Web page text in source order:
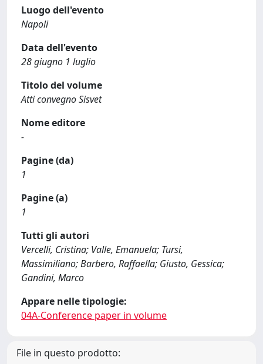
Luogo dell'evento
Napoli
Data dell'evento
28 giugno 1 luglio
Titolo del volume
Atti convegno Sisvet
Nome editore
-
Pagine (da)
1
Pagine (a)
1
Tutti gli autori
Vercelli, Cristina; Valle, Emanuela; Tursi,
Massimiliano; Barbero, Raffaella; Giusto, Gessica;
Gandini, Marco
Appare nelle tipologie:
04A-Conference paper in volume
File in questo prodotto: